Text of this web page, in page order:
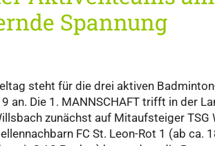
Spannung
steht für die drei aktiven
an. Die 1. MANNSCHAFT trifft in der
zunächst auf Mitaufsteiger TSG
FC St. Leon-Rot 1 (ab ca.